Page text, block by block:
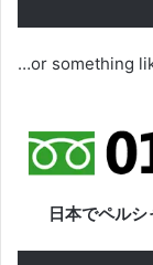
…or something
日本でペルシ